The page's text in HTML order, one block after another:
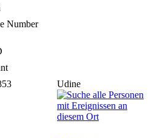
Number
Udine